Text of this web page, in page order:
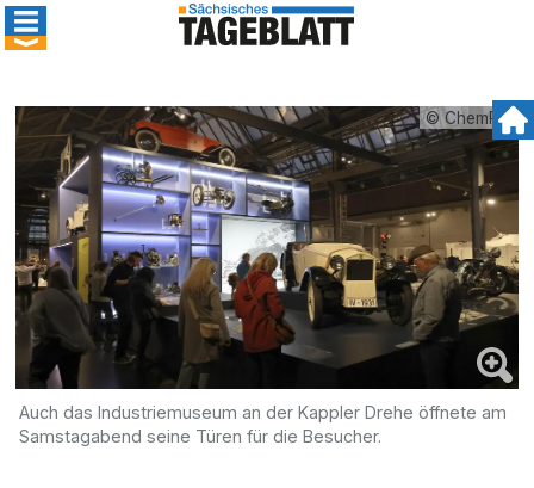
© ChemPic
Auch das Industriemuseum an der Kappler Drehe öffnete am
Samstagabend seine Türen für die Besucher.